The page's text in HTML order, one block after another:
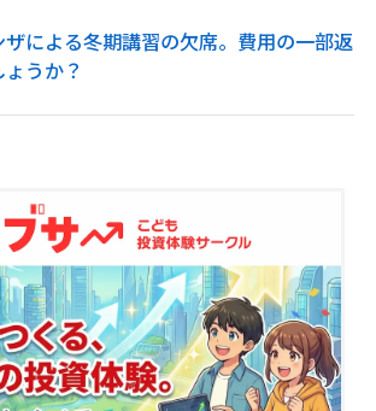
による冬期講習の欠席。費用の一部返
うか？